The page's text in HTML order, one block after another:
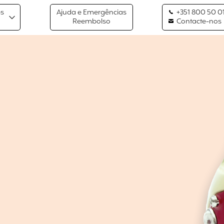
Ajuda e Emergências
Reembolso
+351 800 50
Contacte-nos